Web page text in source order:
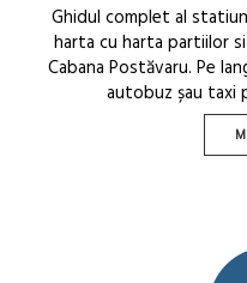
Ghidul complet al
harta cu harta partiilor
Cabana Postăvaru. Pe
autobuz șau taxi